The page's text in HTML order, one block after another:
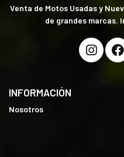
Venta de Motos Usadas y
de grandes marcas.
INFORMACIÓN
Nosotros